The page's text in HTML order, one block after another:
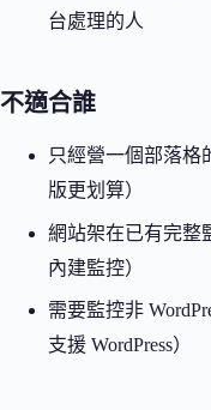
台處理的人
不適合誰
只經營一個部落格
版更划算）
網站架在已有完整
內建監控）
需要監控非
支援 WordPress）